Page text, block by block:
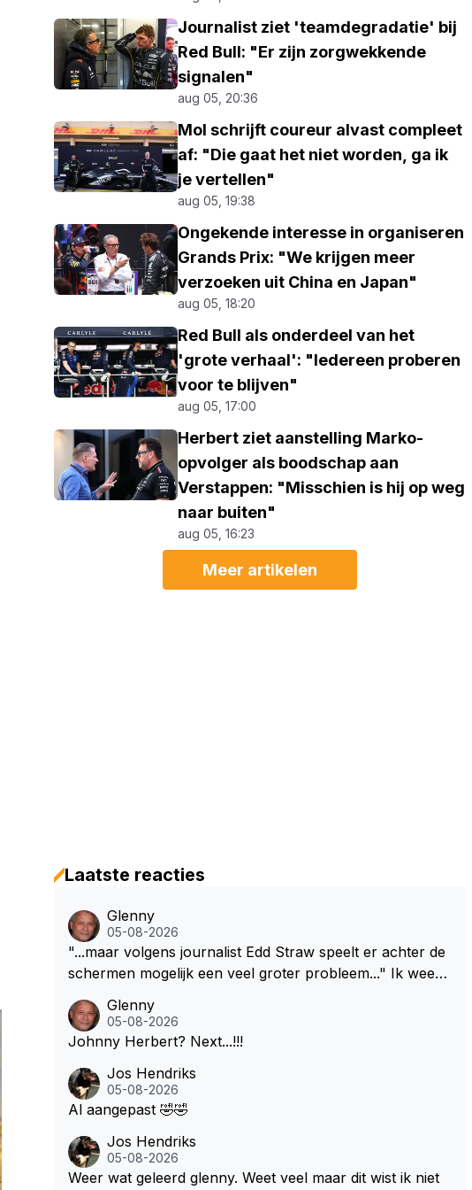
Journalist ziet 'teamdegradatie' bij
Red Bull: "Er zijn zorgwekkende
signalen"
aug 05, 20:36
Mol schrijft coureur alvast compleet
af: "Die gaat het niet worden, ga ik
je vertellen"
aug 05, 19:38
Ongekende interesse in organiseren
Grands Prix: "We krijgen meer
verzoeken uit China en Japan"
aug 05, 18:20
Red Bull als onderdeel van het
'grote verhaal': "Iedereen proberen
voor te blijven"
aug 05, 17:00
Herbert ziet aanstelling Marko-
opvolger als boodschap aan
Verstappen: "Misschien is hij op weg
naar buiten"
aug 05, 16:23
Meer artikelen
Laatste reacties
Glenny
05-08-2026
"...maar volgens journalist Edd Straw speelt er achter de
schermen mogelijk een veel groter probleem..." Ik weet
Glenny
05-08-2026
Johnny Herbert? Next...!!!
Jos Hendriks
05-08-2026
Al aangepast 🤣🤣
Jos Hendriks
05-08-2026
Weer wat geleerd glenny. Weet veel maar dit wist ik niet